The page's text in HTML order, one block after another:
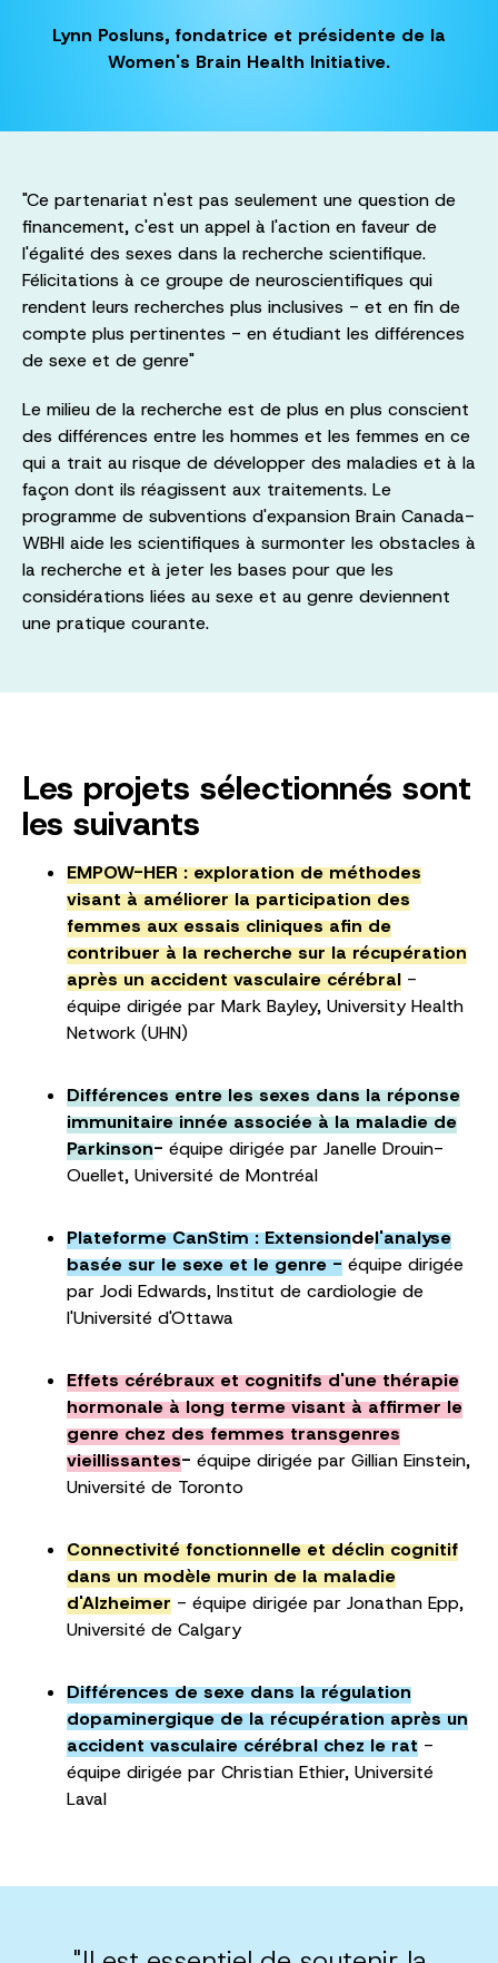
Lynn Posluns, fondatrice et présidente de la
Women's Brain Health Initiative.
"Ce partenariat n'est pas seulement une question de
financement, c'est un appel à l'action en faveur de
l'égalité des sexes dans la recherche scientifique.
Félicitations à ce groupe de neuroscientifiques qui
rendent leurs recherches plus inclusives - et en fin de
compte plus pertinentes - en étudiant les différences
de sexe et de genre"
Le milieu de la recherche est de plus en plus conscient
des différences entre les hommes et les femmes en ce
qui a trait au risque de développer des maladies et à la
façon dont ils réagissent aux traitements. Le
programme de subventions d'expansion Brain Canada-
WBHI aide les scientifiques à surmonter les obstacles à
la recherche et à jeter les bases pour que les
considérations liées au sexe et au genre deviennent
une pratique courante.
Les projets sélectionnés sont
les suivants
EMPOW-HER : exploration de méthodes
visant à améliorer la participation des
femmes aux essais cliniques afin de
contribuer à la recherche sur la récupération
après un accident vasculaire cérébral -
équipe dirigée par Mark Bayley, University Health
Network (UHN)
Différences entre les sexes dans la réponse
immunitaire innée associée à la maladie de
Parkinson- équipe dirigée par Janelle Drouin-
Ouellet, Université de Montréal
Plateforme CanStim : Extensiondel'analyse
basée sur le sexe et le genre - équipe dirigée
par Jodi Edwards, Institut de cardiologie de
l'Université d'Ottawa
Effets cérébraux et cognitifs d'une thérapie
hormonale à long terme visant à affirmer le
genre chez des femmes transgenres
vieillissantes- équipe dirigée par Gillian Einstein,
Université de Toronto
Connectivité fonctionnelle et déclin cognitif
dans un modèle murin de la maladie
d'Alzheimer - équipe dirigée par Jonathan Epp,
Université de Calgary
Différences de sexe dans la régulation
dopaminergique de la récupération après un
accident vasculaire cérébral chez le rat -
équipe dirigée par Christian Ethier, Université
Laval